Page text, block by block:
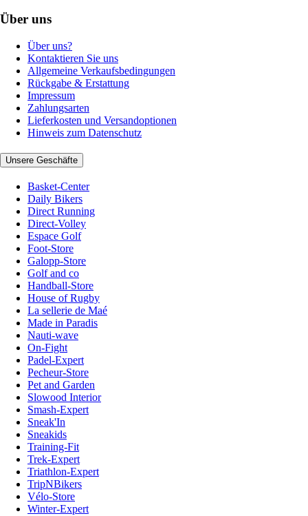
Über uns
Über uns?
Kontaktieren Sie uns
Allgemeine Verkaufsbedingungen
Rückgabe & Erstattung
Impressum
Zahlungsarten
Lieferkosten und Versandoptionen
Hinweis zum Datenschutz
Unsere Geschäfte
Basket-Center
Daily Bikers
Direct Running
Direct-Volley
Espace Golf
Foot-Store
Galopp-Store
Golf and co
Handball-Store
House of Rugby
La sellerie de Maé
Made in Paradis
Nauti-wave
On-Fight
Padel-Expert
Pecheur-Store
Pet and Garden
Slowood Interior
Smash-Expert
Sneak'In
Sneakids
Training-Fit
Trek-Expert
Triathlon-Expert
TripNBikers
Vélo-Store
Winter-Expert